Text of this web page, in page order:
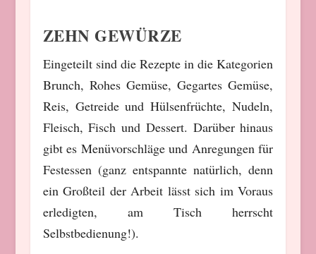
ZEHN GEWÜRZE
Eingeteilt sind die Rezepte in die Kategorien
Brunch, Rohes Gemüse, Gegartes Gemüse,
Reis, Getreide und Hülsenfrüchte, Nudeln,
Fleisch, Fisch und Dessert. Darüber hinaus
gibt es Menüvorschläge und Anregungen für
Festessen (ganz entspannte natürlich, denn
ein Großteil der Arbeit lässt sich im Voraus
erledigten, am Tisch herrscht
Selbstbedienung!).